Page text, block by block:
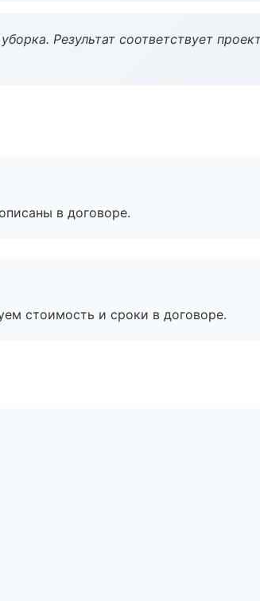
Результат соответствует
в договоре.
стоимость и сроки в договоре.